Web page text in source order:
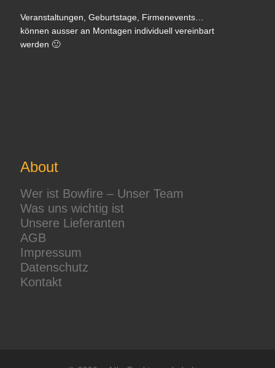
Veranstaltungen, Geburtstage, Firmenevents…
können ausser an Montagen individuell vereinbart
werden 🙂
About
Wer ist Bowfire – Unser Team
Was uns wichtig ist
Unsere Lieferanten
AGB
Impressum
Datenschutz
Kontakt